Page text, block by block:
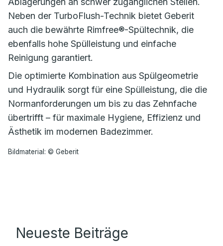
Neben der TurboFlush-Technik bietet Geberit
auch die bewährte Rimfree®-Spültechnik, die
ebenfalls hohe Spülleistung und einfache
Reinigung garantiert.
Die optimierte Kombination aus Spülgeometrie
und Hydraulik sorgt für eine Spülleistung, die die
Normanforderungen um bis zu das Zehnfache
übertrifft – für maximale Hygiene, Effizienz und
Ästhetik im modernen Badezimmer.
Bildmaterial: © Geberit
Neueste Beiträge